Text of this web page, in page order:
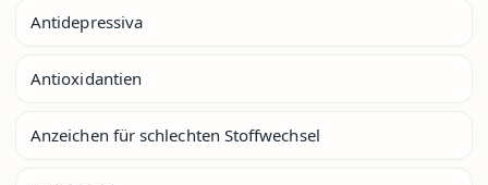
Antidepressiva
Antioxidantien
Anzeichen für schlechten Stoffwechsel